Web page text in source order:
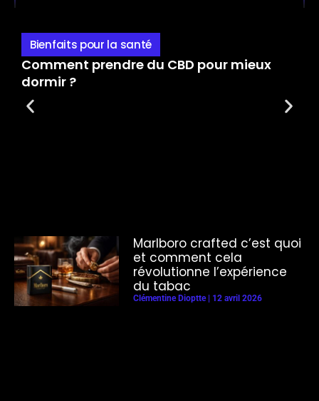
Bienfaits pour la santé
Comment prendre du CBD pour mieux
dormir ?
Marlboro crafted c’est quoi
et comment cela
révolutionne l’expérience
du tabac
Clémentine Dioptte 12 avril 2026